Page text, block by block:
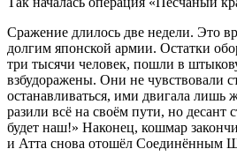
Сражение длилось две недели. Это
долгим японской армии. Остатки
три тысячи человек, пошли в
взбудоражены. Они не чувствовали
останавливаться, ими двигала
разили всё на своём пути, но десант
будет наш!» Наконец, кошмар
и Атта снова отошёл Соединённым